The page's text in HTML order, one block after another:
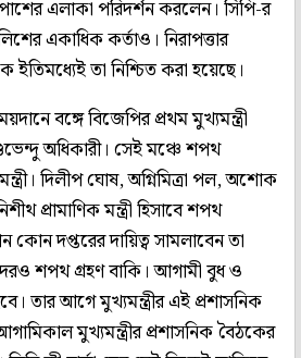
এলাকা পরিদর্শন করলেন। সিপি-র
একাধিক কর্তাও। নিরাপত্তার
তা নিশ্চিত করা হয়েছে।
বঙ্গে বিজেপির প্রথম মুখ্যমন্ত্রী
অধিকারী। সেই মঞ্চে শপথ
দিলীপ ঘোষ, অগ্নিমিত্রা পল, অশোক
প্রামাণিক মন্ত্রী হিসাবে শপথ
কোন দপ্তরের দায়িত্ব সামলাবেন তা
শপথ গ্রহণ বাকি। আগামী বুধ ও
তার আগে মুখ্যমন্ত্রীর এই প্রশাসনিক
মুখ্যমন্ত্রীর প্রশাসনিক বৈঠকের